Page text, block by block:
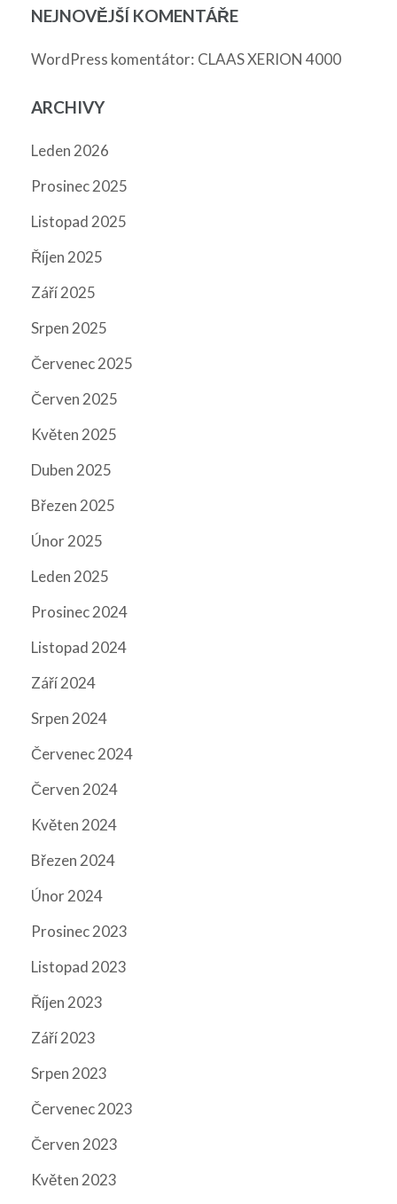
NEJNOVĚJŠÍ KOMENTÁŘE
WordPress komentátor: CLAAS XERION 4000
ARCHIVY
Leden 2026
Prosinec 2025
Listopad 2025
Říjen 2025
Září 2025
Srpen 2025
Červenec 2025
Červen 2025
Květen 2025
Duben 2025
Březen 2025
Únor 2025
Leden 2025
Prosinec 2024
Listopad 2024
Září 2024
Srpen 2024
Červenec 2024
Červen 2024
Květen 2024
Březen 2024
Únor 2024
Prosinec 2023
Listopad 2023
Říjen 2023
Září 2023
Srpen 2023
Červenec 2023
Červen 2023
Květen 2023